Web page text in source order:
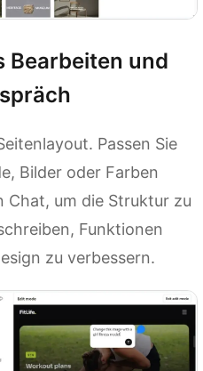
Bearbeiten und
Passen Sie
Bilder oder Farben
Chat, um die Struktur zu
Funktionen
zu verbessern.